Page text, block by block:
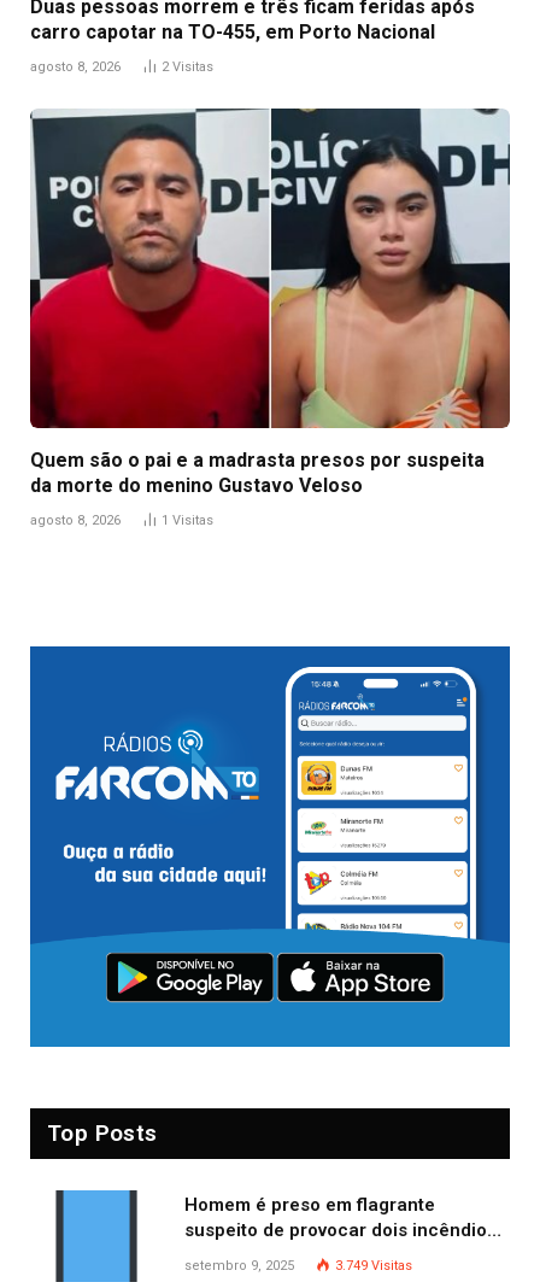
Duas pessoas morrem e três ficam feridas após
carro capotar na TO-455, em Porto Nacional
agosto 8, 2026 2 Visitas
Quem são o pai e a madrasta presos por suspeita
da morte do menino Gustavo Veloso
agosto 8, 2026 1 Visitas
Top Posts
Homem é preso em flagrante
suspeito de provocar dois incêndios
criminosos no mesmo dia
setembro 9, 2025 3.749 Visitas